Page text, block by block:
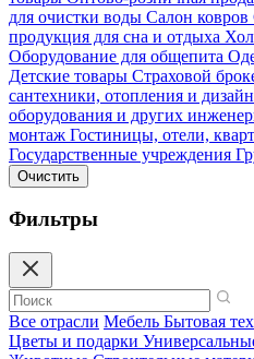
для очистки воды Салон ковров
продукция для сна и отдыха
Оборудование для общепита
Детские товары Страховой
сантехники, отопления и
оборудования и других
монтаж Гостиницы, отели,
Государственные учреждения
Очистить
Фильтры
Все отрасли Мебель Бытовая
Цветы и подарки